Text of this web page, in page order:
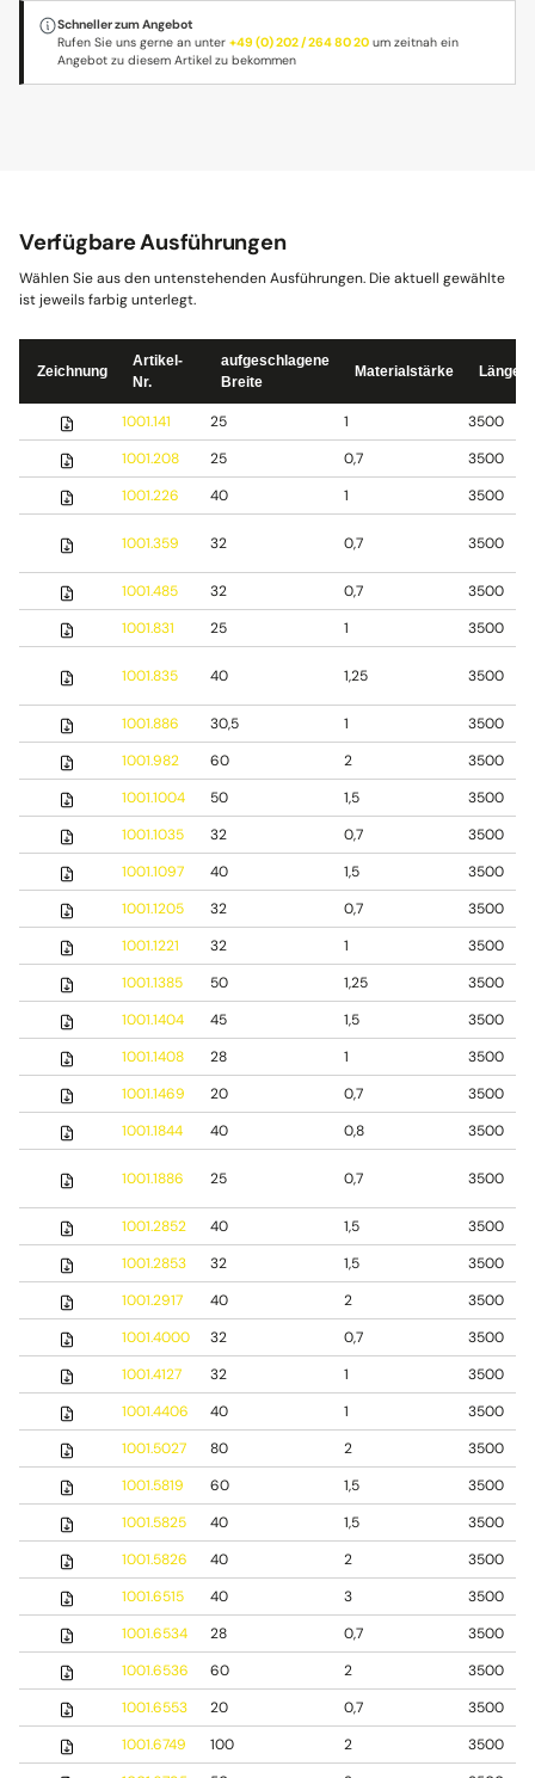
Schneller zum Angebot
Rufen Sie uns gerne an unter+49 (0) 202 / 264 80 20 um zeitnah ein
Angebot zu diesem Artikel zu bekommen
Verfügbare Ausführungen
Wählen Sie aus den untenstehenden Ausführungen. Die aktuell gewählte
ist jeweils farbig unterlegt.
Zeichnung
Artikel-
Nr.
aufgeschlagene
Breite
Materialstärke Länge
1001.141 25 1
3500
1001.208
25 0,7
3500
1001.226
40 1 3500
1001.359 32 0,7 3500
1001.485 32 0,7
3500
1001.831
25 1 3500
1001.835 40 1,25 3500
1001.886 30,5 1
3500
1001.982
60 2
3500
1001.1004
50 1,5
3500
1001.1035
32 0,7
3500
1001.1097
40 1,5
3500
1001.1205
32 0,7
3500
1001.1221
32 1
3500
1001.1385
50 1,25
3500
1001.1404
45 1,5
3500
1001.1408
28 1
3500
1001.1469
20 0,7
3500
1001.1844
40 0,8 3500
1001.1886 25 0,7 3500
1001.2852 40 1,5
3500
1001.2853
32 1,5
3500
1001.2917
40 2
3500
1001.4000
32 0,7
3500
1001.4127
32 1
3500
1001.4406
40 1
3500
1001.5027
80 2
3500
1001.5819
60 1,5
3500
1001.5825
40 1,5
3500
1001.5826
40 2
3500
1001.6515
40 3
3500
1001.6534
28 0,7
3500
1001.6536
60 2
3500
1001.6553
20 0,7
3500
1001.6749
100 2
3500